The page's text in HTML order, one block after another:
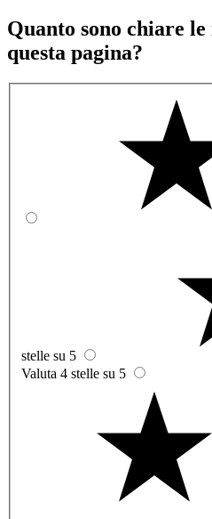
Quanto sono chiare
questa pagina?
stelle su 5
Valuta 4 stelle su 5